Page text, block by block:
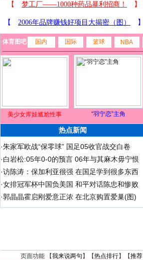
体育图吧 国内 国际 篮球 NBA
美少女库娃尴尬性事 “羽宁恋”主角
热点新闻
·朱家军欧战“保零球” 国足05收官战交白卷
·白岩松:05年0-0的预言 06年与其麻木毋宁恨
·访陈涛：保加利亚很强 在国足学到很多东西
·女排冠军杯中国负美国 和平对话陈忠和惨败
·郭晶晶霍启刚爱意正浓 在北京购置爱巢(图)
页面功能 【我来说两句 】【热点排行】【推荐